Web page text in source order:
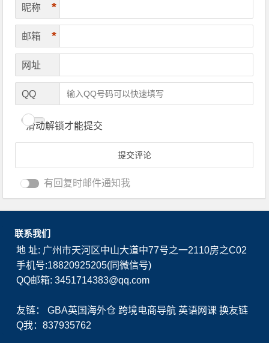
昵称 *
邮箱 *
网址
QQ
滑动解锁才能提交
有回复时邮件通知我
联系我们
地 址: 广州市天河区中山大道中77号之一2110房之C02
手机号:18820925205(同微信号)
QQ邮箱: 3451714383@qq.com
友链：GBA英国海外仓 跨境电商导航 英语网课 换友链
Q我：837935762